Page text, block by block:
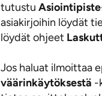
tutustu Asiointipiste
asiakirjoihin löydät
löydät ohjeet
Jos haluat ilmoittaa
väärinkäytöksestä -